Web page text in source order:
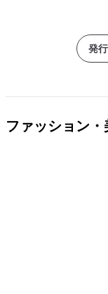
発
ファッション